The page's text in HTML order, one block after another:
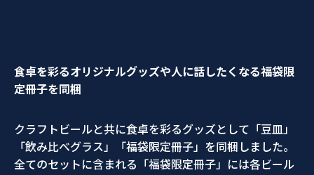
食卓を彩るオリジナルグッズや人に話したくなる福袋限
定冊子を同梱
クラフトビールと共に食卓を彩るグッズとして「豆皿」
「飲み比べグラス」「福袋限定冊子」を同梱しました。
全てのセットに含まれる「福袋限定冊子」には各ビール